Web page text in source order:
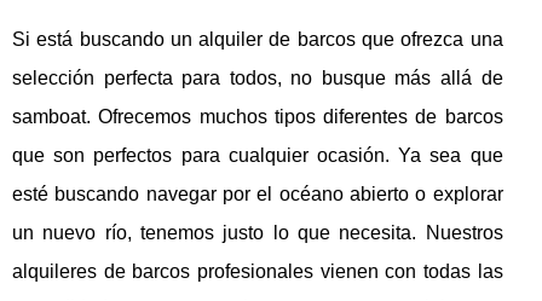
Si está buscando un alquiler de barcos que ofrezca una
selección perfecta para todos, no busque más allá de
samboat. Ofrecemos muchos tipos diferentes de barcos
que son perfectos para cualquier ocasión. Ya sea que
esté buscando navegar por el océano abierto o explorar
un nuevo río, tenemos justo lo que necesita. Nuestros
alquileres de barcos profesionales vienen con todas las